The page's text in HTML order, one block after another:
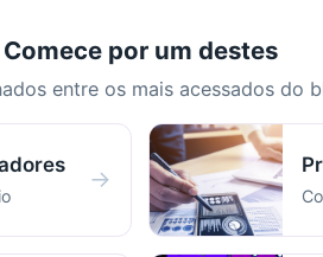
Comece por um destes
entre os mais acessados do
→